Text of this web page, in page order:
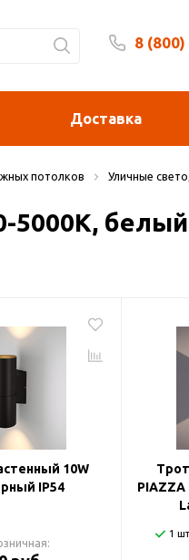
8
Доставка
потолков Уличные
5000К, белый
10W
IP54
PIAZZA
1 шт